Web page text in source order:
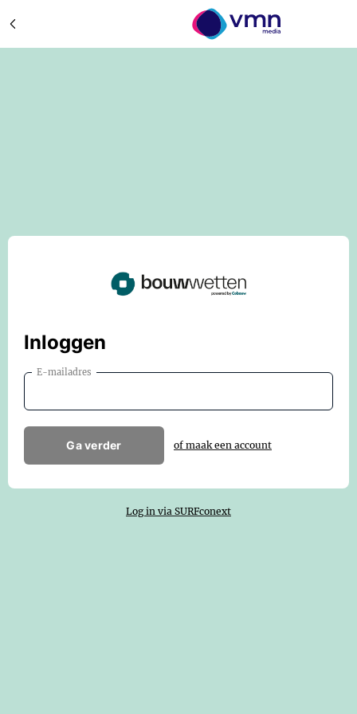
Inloggen
E-mailadres
Ga verder of maak een account
Log in via SURFconext